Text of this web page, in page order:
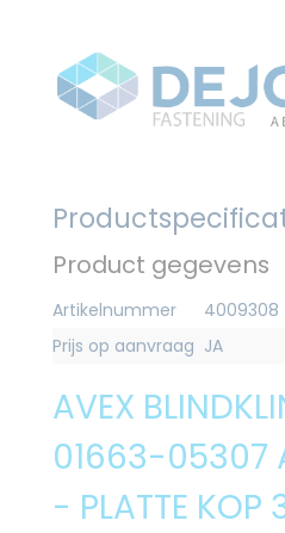
Product gegevens
Artikelnummer
4009308
Prijs op aanvraag JA
AVEX
01663-05307
- PLATTE KOP